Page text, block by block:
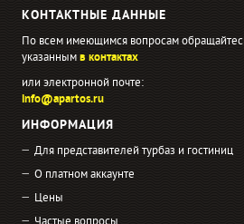
КОНТАКТНЫЕ ДАННЫЕ
По всем имеющимся вопросам
указаннымв контактах
или электронной почте:
info@apartos.ru
ИНФОРМАЦИЯ
Для представителей турбаз и гостиниц
О платном аккаунте
Цены